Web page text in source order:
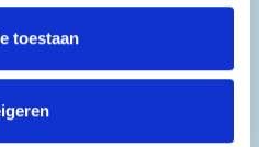
toestaanZuid